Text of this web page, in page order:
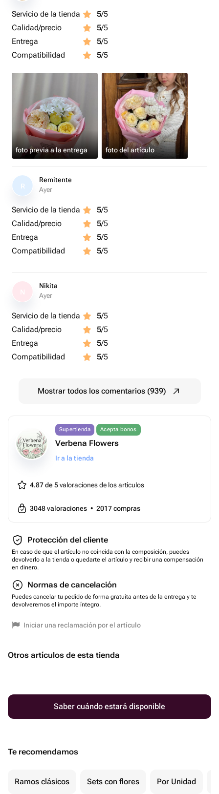
Servicio de la tienda 5/5
Calidad/precio
5/5
Entrega
5/5
Compatibilidad
5/5
foto previa a la entrega foto del artículo
R
Remitente
Ayer
Servicio de la tienda 5/5
Calidad/precio
5/5
Entrega
5/5
Compatibilidad
5/5
Nikita
Ayer
Servicio de la tienda 5/5
Calidad/precio
5/5
Entrega
5/5
Compatibilidad
5/5
Mostrar todos los comentarios (939)
Supertienda Acepta bonos
Verbena Flowers
Ir a la tienda
4.87 de 5valoraciones de los artículos
3048valoraciones • 2017compras
Protección del cliente
En caso de que el artículo no coincida con la composición, puedes
devolverlo a la tienda o quedarte el artículo y recibir una compensación
en dinero.
Normas de cancelación
Puedes cancelar tu pedido de forma gratuita antes de la entrega y te
devolveremos el importe íntegro.
Iniciar una reclamación por el artículo
Otros artículos de esta tienda
Saber cuándo estará disponible
Te recomendamos
Ramos clásicos Sets con flores Por Unidad